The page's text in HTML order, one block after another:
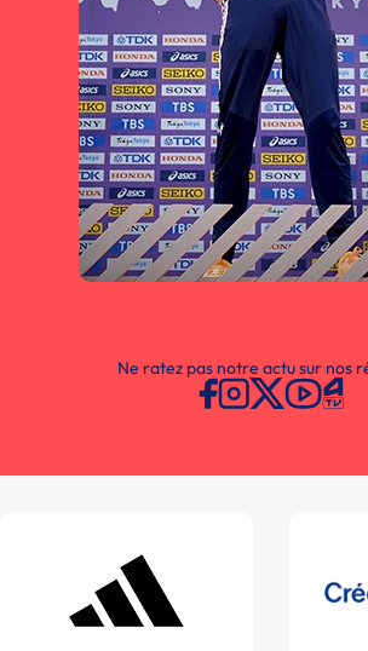
Ne ratez pas notre actu sur nos